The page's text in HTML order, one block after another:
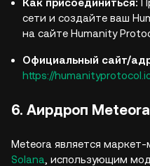
Как присоединиться:
сети и создайте ваш
на сайте Humanity
Официальный сайт/
https://
6. Аирдроп Meteora
Meteora является
Solana , использующим